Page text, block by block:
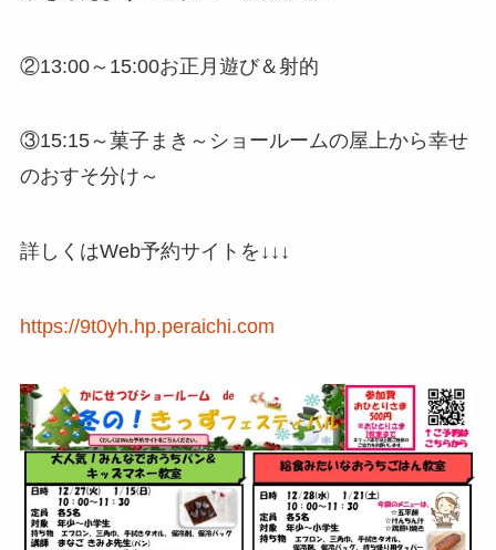
②13:00～15:00お正月遊び＆射的
③15:15～菓子まき～ショールームの屋上から幸せ
のおすそ分け～
詳しくはWeb予約サイトを↓↓↓
https://9t0yh.hp.peraichi.com